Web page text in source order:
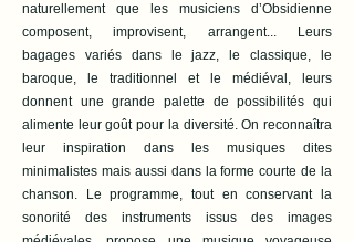
naturellement que les musiciens d’Obsidienne
composent, improvisent, arrangent... Leurs
bagages variés dans le jazz, le classique, le
baroque, le traditionnel et le médiéval, leurs
donnent une grande palette de possibilités qui
alimente leur goût pour la diversité. On reconnaîtra
leur inspiration dans les musiques dites
minimalistes mais aussi dans la forme courte de la
chanson. Le programme, tout en conservant la
sonorité des instruments issus des images